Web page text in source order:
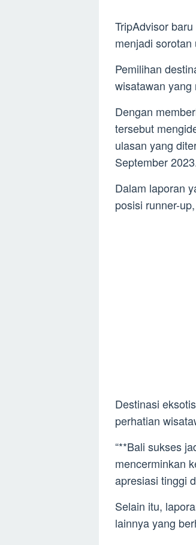
TripAdvisor
menjadi
Pemilihan
wisatawan yang
Dengan
tersebut
ulasan yang
September
Dalam laporan
posisi runner-
Destinasi
perhatian
“**Bali sukses
mencerminkan
apresiasi tinggi
Selain itu,
lainnya yang